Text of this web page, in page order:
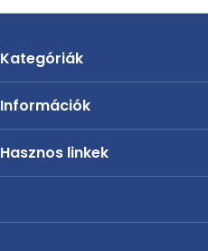
Kategóriák
Információk
Hasznos linkek